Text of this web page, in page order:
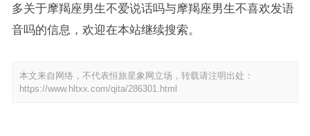
多关于摩羯座男生不爱说话吗与摩羯座男生不喜欢发语
音吗的信息，欢迎在本站继续搜索。
本文来自网络，不代表恒旅星象网立场，转载请注明出处：
https://www.hltxx.com/qita/286301.html